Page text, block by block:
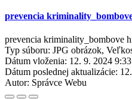
prevencia
prevencia kriminality_bombove
Typ súboru: JPG obrázok,
Dátum vloženia: 12. 9. 2024 9:33
Dátum poslednej aktualizácie:
Autor: Správce Webu